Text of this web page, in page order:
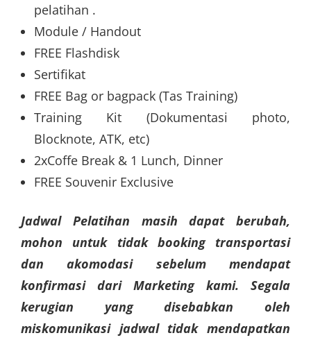
pelatihan .
Module / Handout
FREE Flashdisk
Sertifikat
FREE Bag or bagpack (Tas Training)
Training Kit (Dokumentasi photo,
Blocknote, ATK, etc)
2xCoffe Break & 1 Lunch, Dinner
FREE Souvenir Exclusive
Jadwal Pelatihan masih dapat berubah,
mohon untuk tidak booking transportasi
dan akomodasi sebelum mendapat
konfirmasi dari Marketing kami. Segala
kerugian yang disebabkan oleh
miskomunikasi jadwal tidak mendapatkan